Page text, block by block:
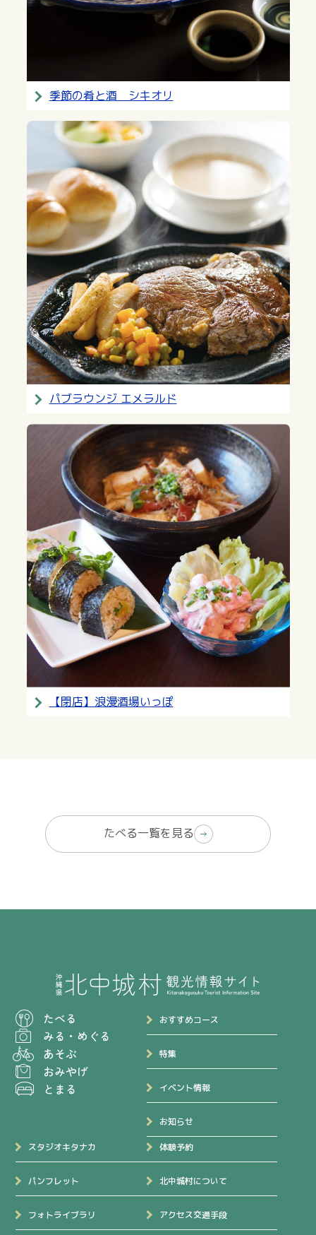
季節の肴と酒 シキオリ
パブラウンジ エメラルド
【閉店】浪漫酒場いっぽ
たべる一覧を見る
たべる
みる ・ めぐる
あそぶ
おみやげ
とまる
おすすめコース
特集
イベント情報
お知らせ
スタジオキタナカ
パンフレット
フォトライブラリ
体験予約
北中城村について
アクセス交通手段